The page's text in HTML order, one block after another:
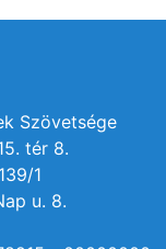
Szövetsége
tér 8.
1
u. 8.